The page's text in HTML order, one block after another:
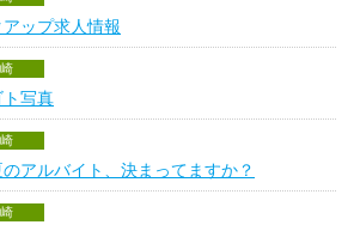
ップ求人情報
ト写真
のアルバイト、決まってますか？